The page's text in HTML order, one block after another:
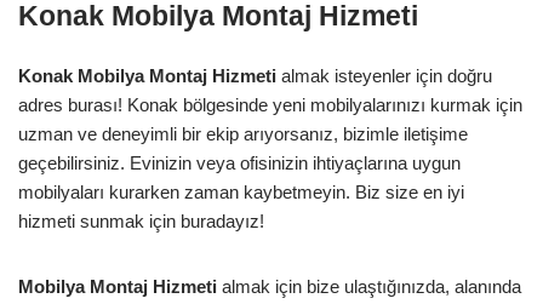
Konak Mobilya Montaj Hizmeti
Konak Mobilya Montaj Hizmeti almak isteyenler için doğru
adres burası! Konak bölgesinde yeni mobilyalarınızı kurmak için
uzman ve deneyimli bir ekip arıyorsanız, bizimle iletişime
geçebilirsiniz. Evinizin veya ofisinizin ihtiyaçlarına uygun
mobilyaları kurarken zaman kaybetmeyin. Biz size en iyi
hizmeti sunmak için buradayız!
Mobilya Montaj Hizmeti almak için bize ulaştığınızda, alanında